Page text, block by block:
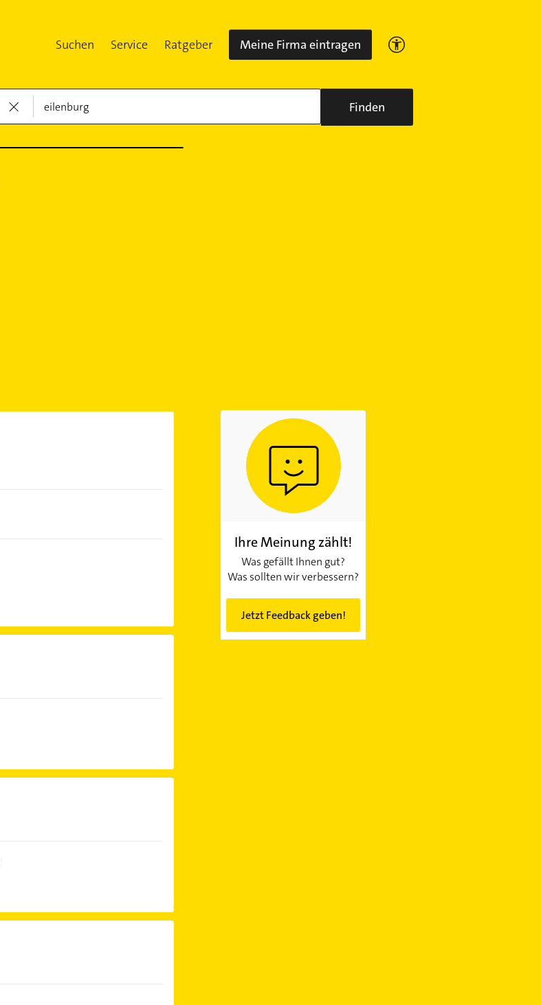
Suchen Service Ratgeber Meine Firma eintragen
Finden
Ihre Meinung zählt!
Was gefällt Ihnen gut?
Was sollten wir verbessern?
Jetzt Feedback geben!